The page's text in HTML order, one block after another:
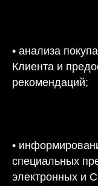
• анализа
Клиента и
рекомендаций;
•
специальных
электронных и